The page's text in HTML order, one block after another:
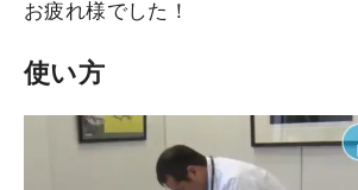
お疲れ様でした！
使い方